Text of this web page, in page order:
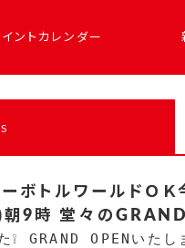
ントカレンダー
ボトルワールドＯＫ
9時 堂々のGRAND
❕ GRAND OPENいた